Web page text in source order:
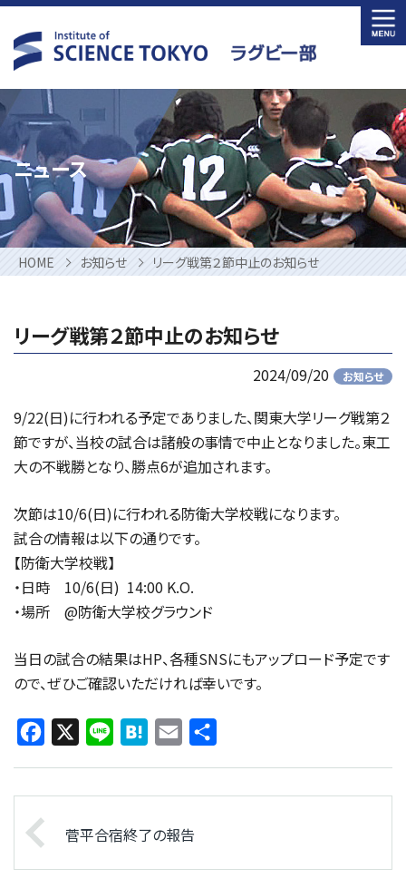
Skip
to
content
ニュース
HOME お知らせ リーグ戦第２節中止のお知らせ
リーグ戦第２節中止のお知らせ
2024/09/20 お知らせ
9/22(日)に行われる予定でありました、関東大学リーグ戦第２
節ですが、当校の試合は諸般の事情で中止となりました。東工
大の不戦勝となり、勝点6が追加されます。
次節は10/6(日)に行われる防衛大学校戦になります。
試合の情報は以下の通りです。
【防衛大学校戦】
・日時 10/6(日) 14:00 K.O.
・場所 @防衛大学校グラウンド
当日の試合の結果はHP、各種SNSにもアップロード予定です
ので、ぜひご確認いただければ幸いです。
Facebook Line HatenaEmail
菅平合宿終了の報告